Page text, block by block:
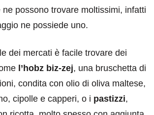
ne possono trovare moltissimi, infatti
ne possiede uno.
dei mercati è facile trovare dei
l’hobz biz-zej, una bruschetta di
condita con olio di oliva maltese,
cipolle e capperi, o i pastizzi,